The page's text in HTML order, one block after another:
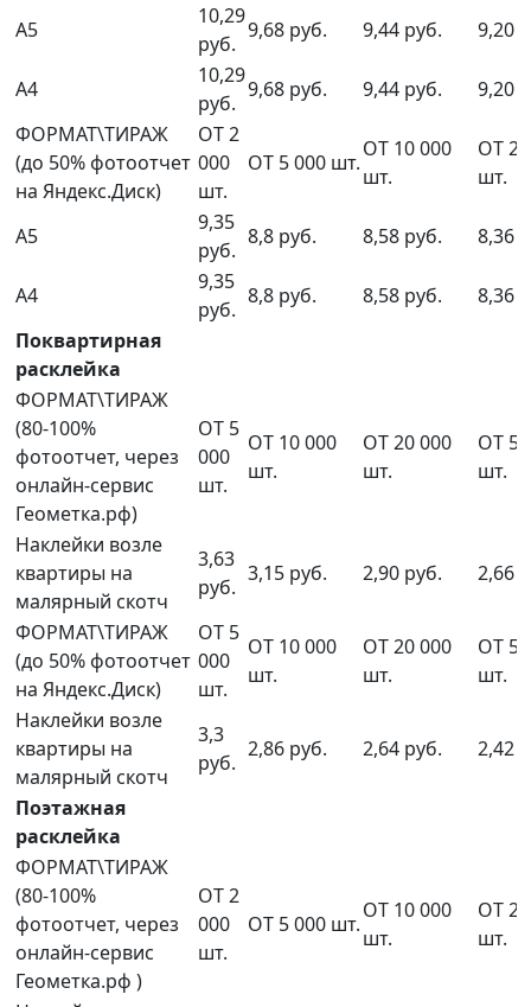
А5
10,29
руб.
9,68 руб. 9,44 руб. 9,20
А4
10,29
руб.
9,68 руб. 9,44 руб.
9,20
ФОРМАТ\ТИРАЖ
(до 50% фотоотчет
на Яндекс.Диск)
ОТ 2
000
шт.
ОТ 5 000 шт.
ОТ 10 000
шт.
ОТ
шт.
А5
9,35
руб.
8,8 руб. 8,58 руб. 8,36
А4
9,35
руб.
8,8 руб. 8,58 руб.
8,36
Поквартирная
расклейка
ФОРМАТ\ТИРАЖ
(80-100%
фотоотчет, через
онлайн-сервис
Геометка.рф)
ОТ 5
000
шт.
ОТ 10 000
шт.
ОТ 20 000
шт.
ОТ
шт.
Наклейки возле
квартиры на
малярный скотч
3,63
руб.
3,15 руб. 2,90 руб. 2,66
ФОРМАТ\ТИРАЖ
(до 50% фотоотчет
на Яндекс.Диск)
ОТ 5
000
шт.
ОТ 10 000
шт.
ОТ 20 000
шт.
ОТ
шт.
Наклейки возле
квартиры на
малярный скотч
3,3
руб.
2,86 руб. 2,64 руб. 2,42
Поэтажная
расклейка
ФОРМАТ\ТИРАЖ
(80-100%
фотоотчет, через
онлайн-сервис
Геометка.рф )
ОТ 2
000
шт.
ОТ 5 000 шт.
ОТ 10 000
шт.
ОТ
шт.